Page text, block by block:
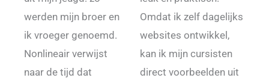
werden mijn broer en
ik vroeger genoemd.
Nonlineair verwijst
naar de tijd dat
Omdat ik zelf dagelijks
websites ontwikkel,
kan ik mijn cursisten
direct voorbeelden uit